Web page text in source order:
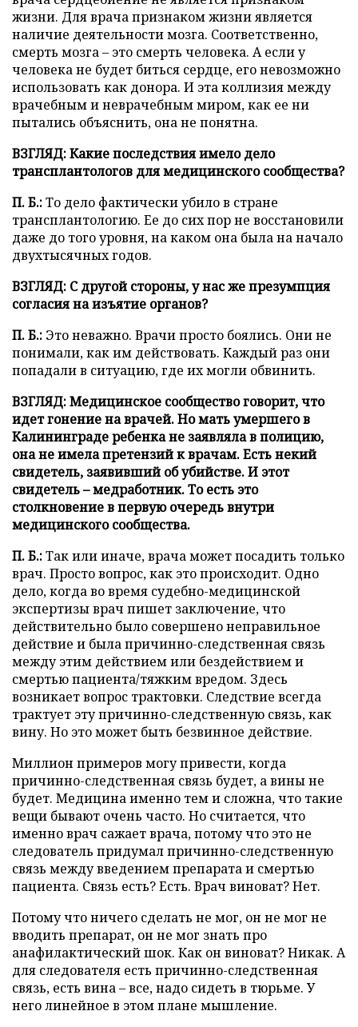
жизни. Для врача признаком жизни является
наличие деятельности мозга. Соответственно,
смерть мозга – это смерть человека. А если у
человека не будет биться сердце, его невозможно
использовать как донора. И эта коллизия между
врачебным и неврачебным миром, как ее ни
пытались объяснить, она не понятна.
ВЗГЛЯД:Какие последствия имело дело
трансплантологов для медицинского сообщества?
П. Б.:То дело фактически убило в стране
трансплантологию. Ее до сих пор не восстановили
даже до того уровня, на каком она была на начало
двухтысячных годов.
ВЗГЛЯД: С другой стороны, у нас же презумпция
согласия на изъятие органов?
П. Б.: Это неважно. Врачи просто боялись. Они не
понимали, как им действовать. Каждый раз они
попадали в ситуацию, где их могли обвинить.
ВЗГЛЯД: Медицинское сообщество говорит, что
идет гонение на врачей. Но мать умершего в
Калининграде ребенка не заявляла в полицию,
она не имела претензий к врачам. Есть некий
свидетель, заявивший об убийстве. И этот
свидетель – медработник. То есть это
столкновение в первую очередь внутри
медицинского сообщества.
П. Б.:Так или иначе, врача может посадить только
врач. Просто вопрос, как это происходит. Одно
дело, когда во время судебно-медицинской
экспертизы врач пишет заключение, что
действительно было совершено неправильное
действие и была причинно-следственная связь
между этим действием или бездействием и
смертью пациента/тяжким вредом. Здесь
возникает вопрос трактовки. Следствие всегда
трактует эту причинно-следственную связь, как
вину. Но это может быть безвинное действие.
Миллион примеров могу привести, когда
причинно-следственная связь будет, а вины не
будет. Медицина именно тем и сложна, что такие
вещи бывают очень часто. Но считается, что
именно врач сажает врача, потому что это не
следователь придумал причинно-следственную
связь между введением препарата и смертью
пациента. Связь есть? Есть. Врач виноват? Нет.
Потому что ничего сделать не мог, он не мог не
вводить препарат, он не мог знать про
анафилактический шок. Как он виноват? Никак. А
для следователя есть причинно-следственная
связь, есть вина – все, надо сидеть в тюрьме. У
него линейное в этом плане мышление.